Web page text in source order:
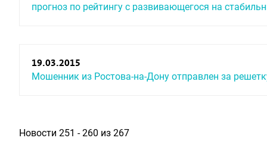
прогноз по рейтингу с развивающегося на
19.03.2015
Мошенник из Ростова-на-Дону отправлен за
Новости 251 - 260 из 267